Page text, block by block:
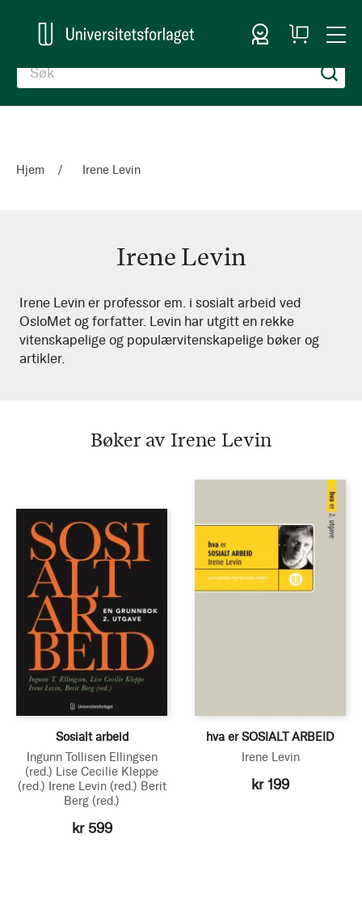
Logg inn
Handlekurv
Hjem Irene Levin
Irene Levin
Irene
Levin
Irene Levin er professor em. i sosialt arbeid ved
OsloMet og forfatter. Levin har utgitt en rekke
vitenskapelige og populærvitenskapelige bøker og
artikler.
Bøker av Irene Levin
Sosialt arbeid
Ingunn Tollisen Ellingsen
(red.) Lise Cecilie Kleppe
(red.) Irene Levin (red.) Berit
Berg (red.)
kr 599
hva er SOSIALT ARBEID
Irene Levin
kr 199